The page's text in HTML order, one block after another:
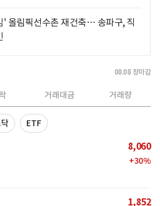
' 올림픽선수촌 재건축… 송파구, 직
08.08 장마감
거래대금 거래량
ETF
8,060
+30%
1,852